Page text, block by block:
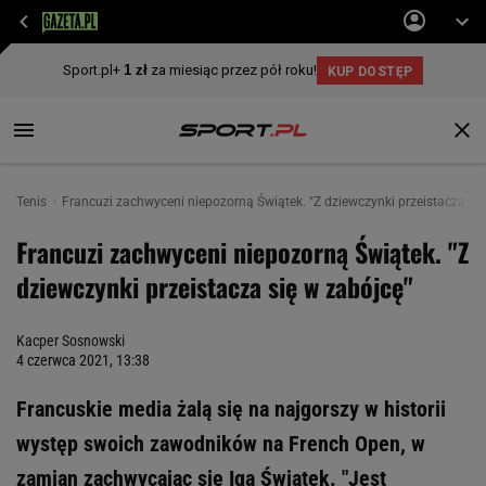
Tenis Francuzi zachwyceni niepozorną Świątek. "Z dziewczynki przeistacza
Francuzi zachwyceni niepozorną Świątek. "Z
dziewczynki przeistacza się w zabójcę"
Kacper Sosnowski
4 czerwca 2021, 13:38
Francuskie media żalą się na najgorszy w historii
występ swoich zawodników na French Open, w
zamian zachwycając się Igą Świątek. "Jest